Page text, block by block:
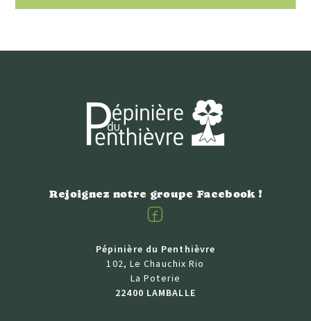
Rejoignez notre groupe Facebook !
Facebook
Pépinière du Penthièvre
102, Le Chauchix Rio
La Poterie
22400 LAMBALLE